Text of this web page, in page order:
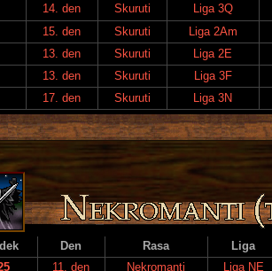
14. den Skuruti Liga 3Q
15. den Skuruti Liga 2Am
13. den Skuruti Liga 2E
13. den Skuruti Liga 3F
17. den Skuruti Liga 3N
Den Rasa Liga
11. den Nekromanti Liga NE